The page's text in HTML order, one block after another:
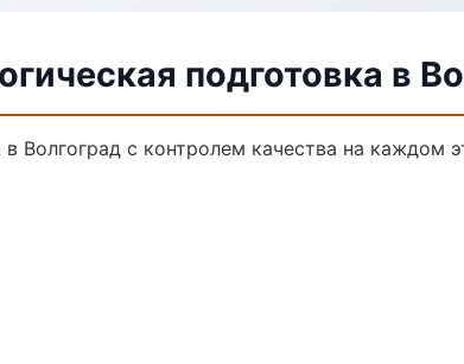
подготовка в
Волгоград с контролем качества на каждом